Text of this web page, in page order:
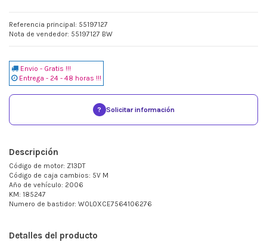
Referencia principal: 55197127
Nota de vendedor: 55197127 BW
Envio - Gratis !!!
Entrega - 24 - 48 horas !!!
? Solicitar información
Descripción
Código de motor: Z13DT
Código de caja cambios: 5V M
Año de vehículo: 2006
KM: 185247
Numero de bastidor: W0L0XCE7564106276
Detalles del producto